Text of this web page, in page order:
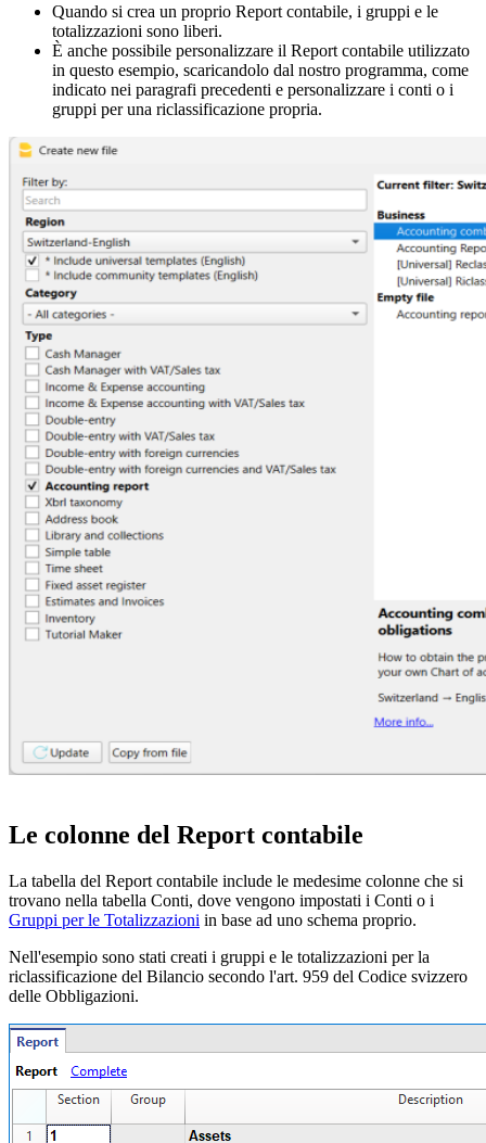
Quando si crea un proprio Report contabile, i gruppi e le
totalizzazioni sono liberi.
È anche possibile personalizzare il Report contabile utilizzato
in questo esempio, scaricandolo dal nostro programma, come
indicato nei paragrafi precedenti e personalizzare i conti o i
gruppi per una riclassificazione propria.
Le colonne del Report contabile
La tabella del Report contabile include le medesime colonne che si
trovano nella tabella Conti, dove vengono impostati i Conti o i
Gruppi per le Totalizzazioni in base ad uno schema proprio.
Nell'esempio sono stati creati i gruppi e le totalizzazioni per la
riclassificazione del Bilancio secondo l'art. 959 del Codice svizzero
delle Obbligazioni.